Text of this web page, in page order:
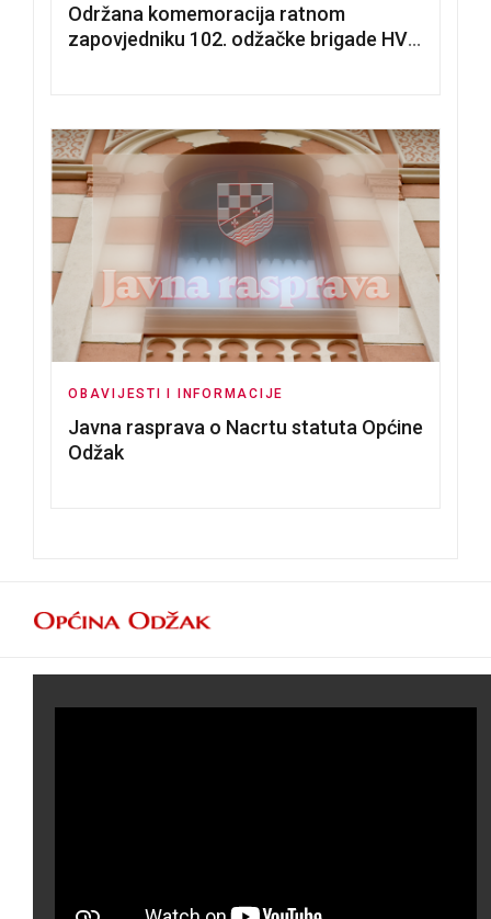
Održana komemoracija ratnom
zapovjedniku 102. odžačke brigade HVO
OBAVIJESTI I INFORMACIJE
Javna rasprava o Nacrtu statuta Općine
Odžak